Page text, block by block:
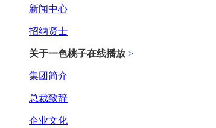
新闻中心
招纳贤士
关于一色桃子在线播放 >
集团简介
总裁致辞
企业文化